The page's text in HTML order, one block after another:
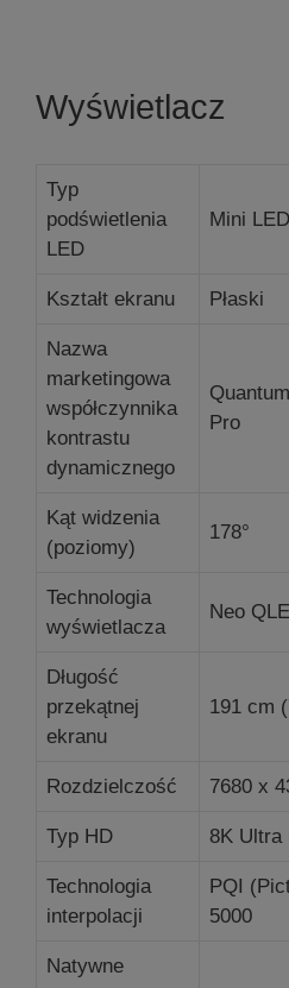
Wyświetlacz
Typ
podświetlenia
LED
Mini
Kształt ekranu Płaski
Nazwa
marketingowa
współczynnika
kontrastu
dynamicznego
Pro
Kąt widzenia
(poziomy)
178°
Technologia
wyświetlacza
Neo
Długość
przekątnej
ekranu
191 cm
Rozdzielczość 7680 x
Typ HD 8K Ultra
Technologia
interpolacji
PQI
5000
Natywne